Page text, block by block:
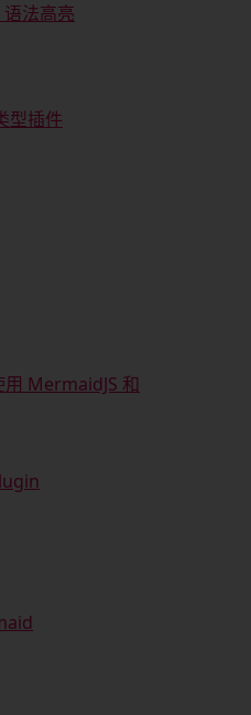
法高亮
型插件
MermaidJS 和